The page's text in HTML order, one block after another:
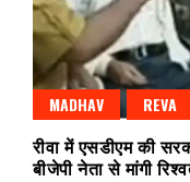
MADHAV REVA
रीवा में एसडीएम की
बीजेपी नेता से मांगी